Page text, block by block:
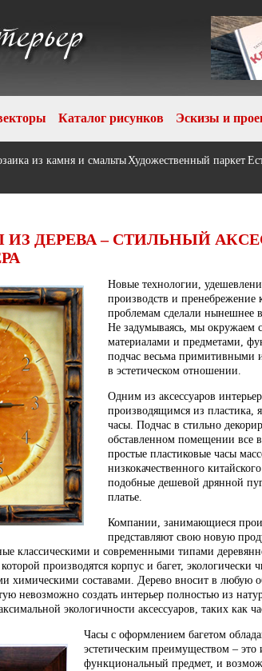
Каталог рисунков Эскизы и
из камня и смальтыХудожественный паркет
ДЕРЕВА – СТИЛЬНЫЙ
Новые технологии,
производств и пренебрежение
проблемам сделали нынешнее
Не задумываясь, мы окружаем
материалами и предметами,
подчас весьма примитивными
в эстетическом отношении.
Одним из аксессуаров
производящимся из пластика,
часы. Подчас в стильно
обставленном помещении все
простые пластиковые часы
низкокачественного
подобные дешевой дрянной
платье.
Компании, занимающиеся
представляют свою новую
классическими и современными типами
производятся корпус и багет, экологически
химическими составами. Дерево вносит в любую
невозможно создать интерьер полностью из
экологичности аксессуаров, таких как
Часы с оформлением багетом
эстетическим преимуществом – это
функциональный предмет, и